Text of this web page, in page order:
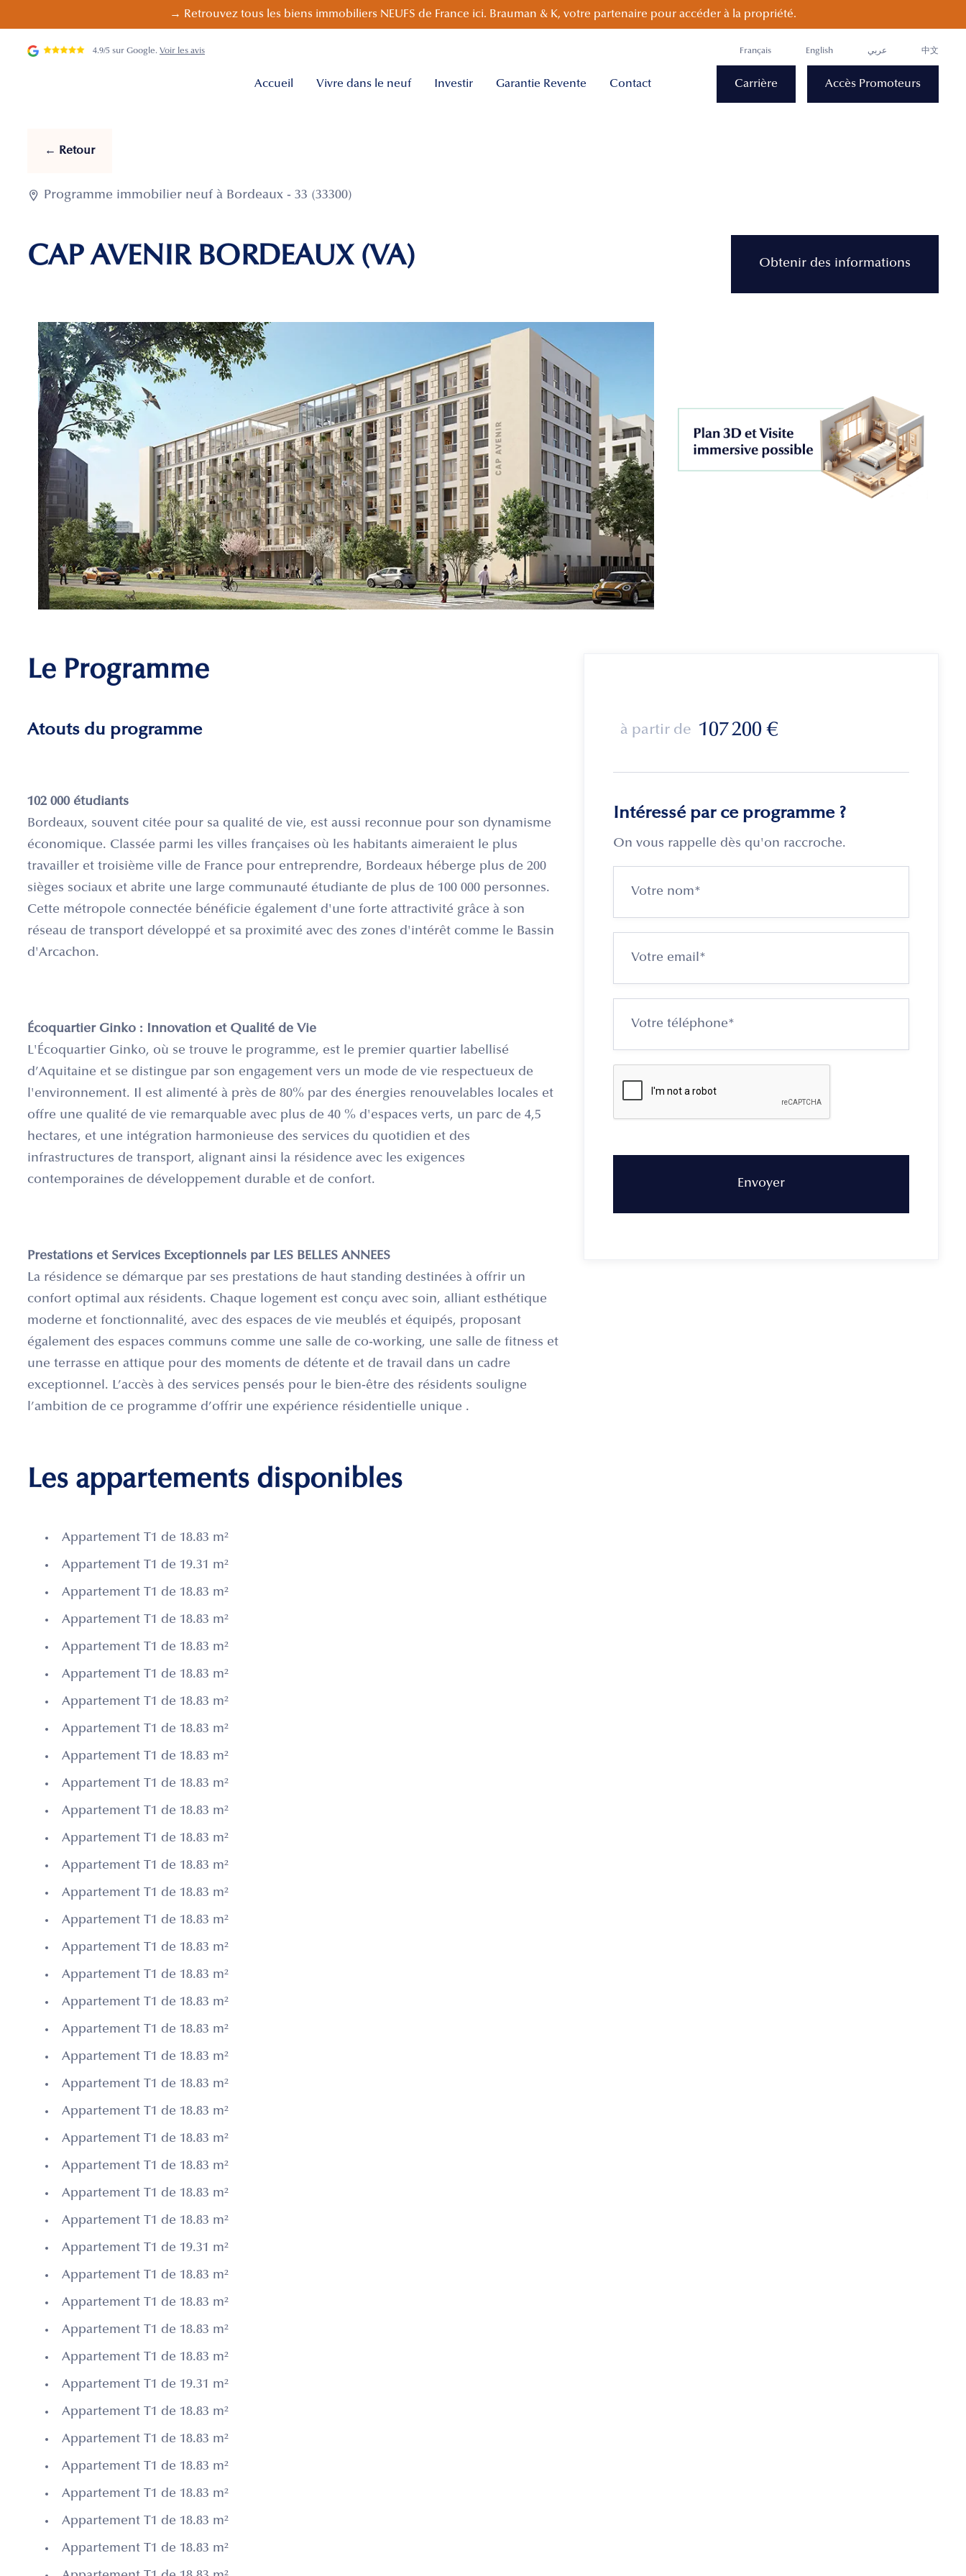
→ Retrouvez tous les biens immobiliers NEUFS de France ici. Brauman & K, votre partenaire pour accéder à la propriété.
4.9/5 sur Google. Voir les avis Français English عربي 中文
Accueil Vivre dans le neuf Investir Garantie Revente Contact Carrière Accès Promoteurs
← Retour
 Programme immobilier neuf à Bordeaux - 33 (33300)
CAP AVENIR BORDEAUX (VA) Obtenir des informations
Le Programme
Atouts du programme
102 000 étudiants
Bordeaux, souvent citée pour sa qualité de vie, est aussi reconnue pour son dynamisme
économique. Classée parmi les villes françaises où les habitants aimeraient le plus
travailler et troisième ville de France pour entreprendre, Bordeaux héberge plus de 200
sièges sociaux et abrite une large communauté étudiante de plus de 100 000 personnes.
Cette métropole connectée bénéficie également d'une forte attractivité grâce à son
réseau de transport développé et sa proximité avec des zones d'intérêt comme le Bassin
d'Arcachon.
Écoquartier Ginko : Innovation et Qualité de Vie
L'Écoquartier Ginko, où se trouve le programme, est le premier quartier labellisé
d’Aquitaine et se distingue par son engagement vers un mode de vie respectueux de
l'environnement. Il est alimenté à près de 80% par des énergies renouvelables locales et
offre une qualité de vie remarquable avec plus de 40 % d'espaces verts, un parc de 4,5
hectares, et une intégration harmonieuse des services du quotidien et des
infrastructures de transport, alignant ainsi la résidence avec les exigences
contemporaines de développement durable et de confort.
Prestations et Services Exceptionnels par LES BELLES ANNEES
La résidence se démarque par ses prestations de haut standing destinées à offrir un
confort optimal aux résidents. Chaque logement est conçu avec soin, alliant esthétique
moderne et fonctionnalité, avec des espaces de vie meublés et équipés, proposant
également des espaces communs comme une salle de co-working, une salle de fitness et
une terrasse en attique pour des moments de détente et de travail dans un cadre
exceptionnel. L’accès à des services pensés pour le bien-être des résidents souligne
l’ambition de ce programme d’offrir une expérience résidentielle unique .
Les appartements disponibles
Appartement T1 de 18.83 m²
Appartement T1 de 19.31 m²
Appartement T1 de 18.83 m²
Appartement T1 de 18.83 m²
Appartement T1 de 18.83 m²
Appartement T1 de 18.83 m²
Appartement T1 de 18.83 m²
Appartement T1 de 18.83 m²
Appartement T1 de 18.83 m²
Appartement T1 de 18.83 m²
Appartement T1 de 18.83 m²
Appartement T1 de 18.83 m²
Appartement T1 de 18.83 m²
Appartement T1 de 18.83 m²
Appartement T1 de 18.83 m²
Appartement T1 de 18.83 m²
Appartement T1 de 18.83 m²
Appartement T1 de 18.83 m²
Appartement T1 de 18.83 m²
Appartement T1 de 18.83 m²
Appartement T1 de 18.83 m²
Appartement T1 de 18.83 m²
Appartement T1 de 18.83 m²
Appartement T1 de 18.83 m²
Appartement T1 de 18.83 m²
Appartement T1 de 18.83 m²
Appartement T1 de 19.31 m²
Appartement T1 de 18.83 m²
Appartement T1 de 18.83 m²
Appartement T1 de 18.83 m²
Appartement T1 de 18.83 m²
Appartement T1 de 19.31 m²
Appartement T1 de 18.83 m²
Appartement T1 de 18.83 m²
Appartement T1 de 18.83 m²
Appartement T1 de 18.83 m²
Appartement T1 de 18.83 m²
Appartement T1 de 18.83 m²
à partir de 107 200 €
Intéressé par ce programme ?
On vous rappelle dès qu'on raccroche.